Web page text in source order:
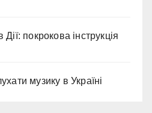
покрокова інструкція
музику в Україні